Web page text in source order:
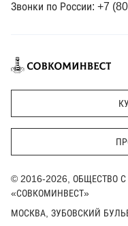
Звонки по России: +7
© 2016-2026, ОБЩЕСТВО
«СОВКОМИНВЕСТ»
МОСКВА, ЗУБОВСКИЙ